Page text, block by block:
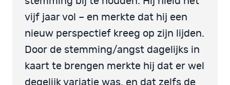
vijf jaar vol – en merkte dat hij een
nieuw perspectief kreeg op zijn lijden.
Door de stemming/angst dagelijks in
kaart te brengen merkte hij dat er wel
degelijk variatie was, en dat zelfs de